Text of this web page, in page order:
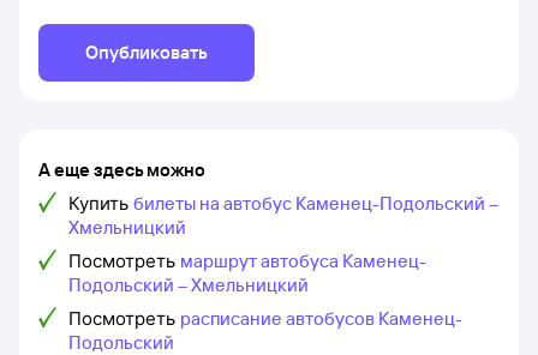
Опубликовать
А еще здесь можно
Купить билеты на автобус Каменец-Подольский –
Хмельницкий
Посмотреть маршрут автобуса Каменец-
Подольский – Хмельницкий
Посмотреть расписание автобусов Каменец-
Подольский